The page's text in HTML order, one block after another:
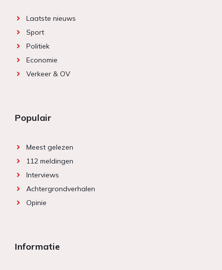
Laatste nieuws
Sport
Politiek
Economie
Verkeer & OV
Populair
Meest gelezen
112 meldingen
Interviews
Achtergrondverhalen
Opinie
Informatie